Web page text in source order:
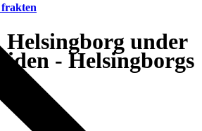
Helsingborg under
- Helsingborgs
frakten